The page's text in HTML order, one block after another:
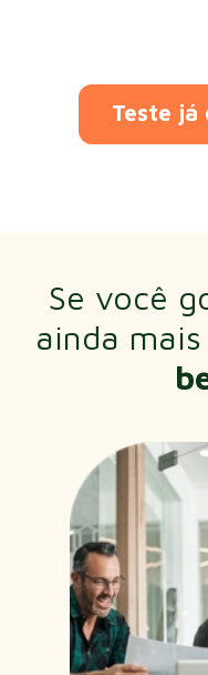
Teste já
Se você
ainda